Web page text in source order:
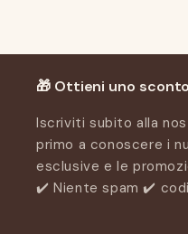
🎁 Ottieni uno
Iscriviti subito alla
primo a conoscere i
esclusive e le
✔️ Niente spam ✔️